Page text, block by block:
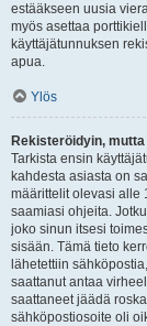
estääkseen uusia
myös asettaa
käyttäjätunnuksen
apua.
Ylös
Rekisteröidyin,
Tarkista ensin
kahdesta asiasta on
määrittelit olevasi alle
saamiasi ohjeita.
joko sinun itsesi
sisään. Tämä tieto
lähetettiin
saattanut antaa
saattaneet jäädä
sähköpostiosoite oli